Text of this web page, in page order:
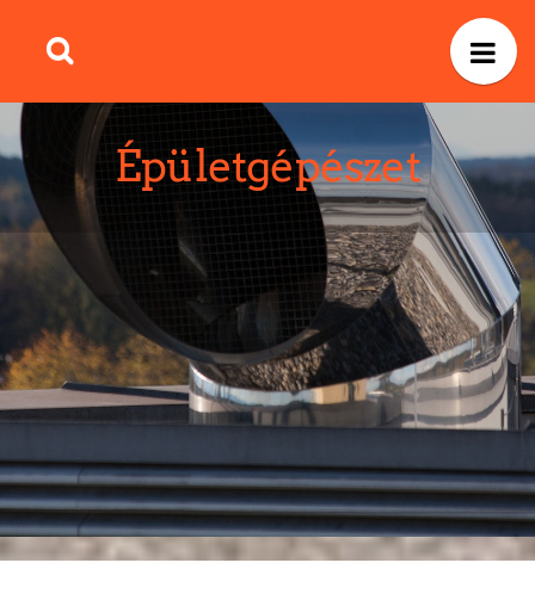
Épületgépészet